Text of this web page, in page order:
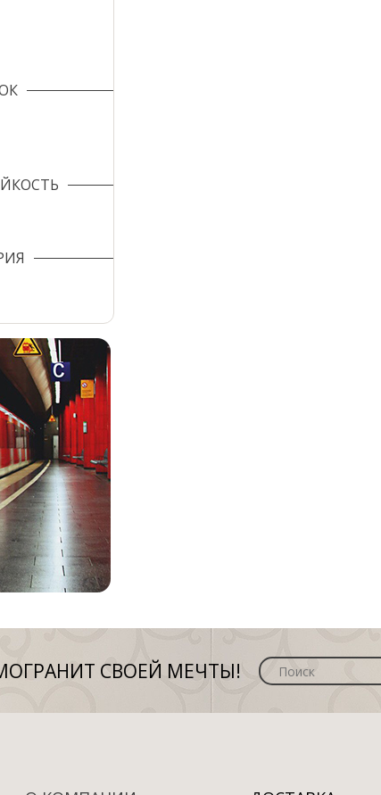
СВОЕЙ МЕЧТЫ!